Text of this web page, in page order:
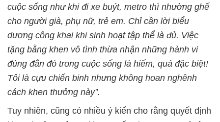
cuộc sống như khi đi xe buýt, metro thì nhường ghế
cho người già, phụ nữ, trẻ em. Chỉ cần lời biểu
dương công khai khi sinh hoạt tập thể là đủ. Việc
tặng bằng khen vô tình thừa nhận những hành vi
đúng đắn đó trong cuộc sống là hiếm, quá đặc biệt!
Tôi là cựu chiến binh nhưng không hoan nghênh
cách khen thưởng này”.
Tuy nhiên, cũng có nhiều ý kiến cho rằng quyết định